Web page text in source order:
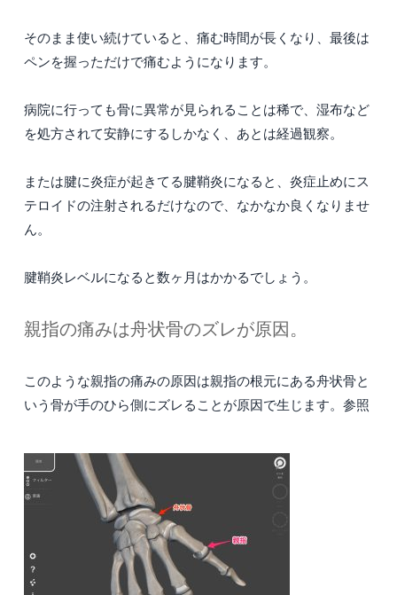
そのまま使い続けていると、痛む時間が長くなり、最後は
ペンを握っただけで痛むようになります。
病院に行っても骨に異常が見られることは稀で、湿布など
を処方されて安静にするしかなく、あとは経過観察。
または腱に炎症が起きてる腱鞘炎になると、炎症止めにス
テロイドの注射されるだけなので、なかなか良くなりませ
ん。
腱鞘炎レベルになると数ヶ月はかかるでしょう。
親指の痛みは舟状骨のズレが原因。
このような親指の痛みの原因は親指の根元にある舟状骨と
いう骨が手のひら側にズレることが原因で生じます。参照